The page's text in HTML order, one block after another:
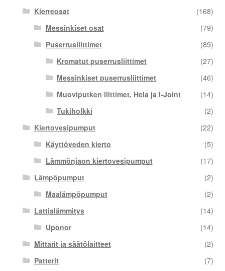
Kierreosat
(168)
Messinkiset osat
(79)
Puserrusliittimet
(89)
Kromatut puserrusliittimet
(27)
Messinkiset puserrusliittimet
(46)
Muoviputken liittimet, Hela ja I-Joint
(14)
Tukiholkki
(2)
Kiertovesipumput
(22)
Käyttöveden kierto
(5)
Lämmönjaon kiertovesipumput
(17)
Lämpöpumput
(2)
Maalämpöpumput
(2)
Lattialämmitys
(14)
Uponor
(14)
Mittarit ja säätölaitteet
(2)
Patterit
(7)